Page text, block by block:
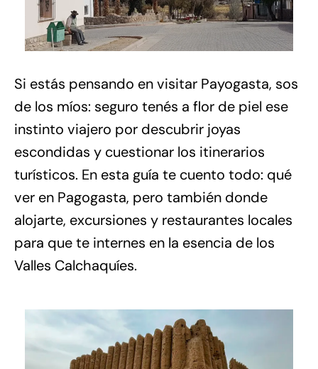
Si estás pensando en visitar Payogasta, sos
de los míos: seguro tenés a flor de piel ese
instinto viajero por descubrir joyas
escondidas y cuestionar los itinerarios
turísticos. En esta guía te cuento todo: qué
ver en Pagogasta, pero también donde
alojarte, excursiones y restaurantes locales
para que te internes en la esencia de los
Valles Calchaquíes.